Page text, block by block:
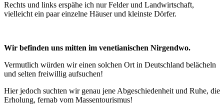
Rechts und links erspähe ich nur Felder und Landwirtschaft,
vielleicht ein paar einzelne Häuser und kleinste Dörfer.
Wir befinden uns mitten im venetianischen Nirgendwo.
Vermutlich würden wir einen solchen Ort in Deutschland belächeln
und selten freiwillig aufsuchen!
Hier jedoch suchten wir genau jene Abgeschiedenheit und Ruhe, die
Erholung, fernab vom Massentourismus!